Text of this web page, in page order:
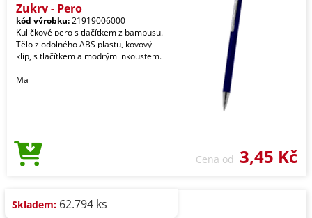
Zukry - Pero
kód výrobku:21919006000
Kuličkové pero s tlačítkem z bambusu.
Tělo z odolného ABS plastu, kovový
klip, s tlačítkem a modrým inkoustem.
Ma
Cena od 3,45 Kč
Skladem: 62.794 ks